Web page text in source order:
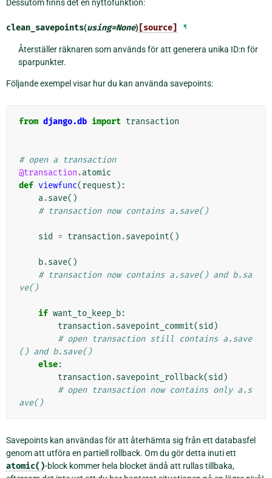
Dessutom finns det en nyttofunktion:
clean_savepoints(using=None) [source] ¶
Återställer räknaren som används för att generera unika ID:n för
sparpunkter.
Följande exempel visar hur du kan använda savepoints:
from django.db import transaction
# open a transaction
@transaction .atomic
def viewfunc(request ):
a.save()
# transaction now contains a.save()
sid = transaction .savepoint()
b.save()
# transaction now contains a.save() and b.sa
ve()
if want_to_keep_b:
transaction .savepoint_commit(sid )
# open transaction still contains a.save
() and b.save()
else:
transaction .savepoint_rollback(sid )
# open transaction now contains only a.s
ave()
Savepoints kan användas för att återhämta sig från ett databasfel
genom att utföra en partiell rollback. Om du gör detta inuti ett
atomic()-block kommer hela blocket ändå att rullas tillbaka,